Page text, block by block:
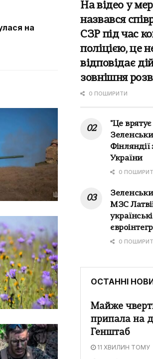
на
На відео у
назвався
СЗР під час
поліцією, це
відповідає
зовнішня
0 ПОШИРИТИ
"Це врятує
Фінляндії
України
0
МЗС
0
ОСТАННІ
Майже
припала на
Генштаб
11 ХВИЛИН ТОМУ